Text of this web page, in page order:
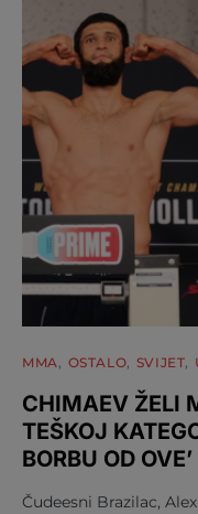
MMA OSTALO SVIJET
CHIMAEV ŽELI
TEŠKOJ
BORBU OD OVE’
Čudeesni Brazilac,